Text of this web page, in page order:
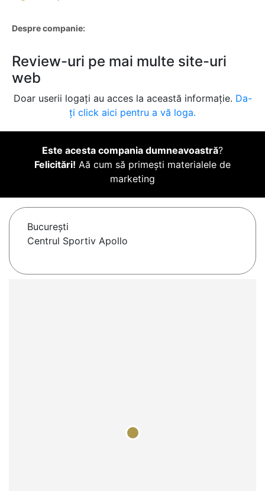
Despre companie:
Review-uri pe mai multe site-uri
web
Doar userii logați au acces la această informație. Da-
ți click aici pentru a vă loga.
Este acesta compania dumneavoastră?
Felicitări! Aă cum să primești materialele de
marketing
Bucureşti
Centrul Sportiv Apollo